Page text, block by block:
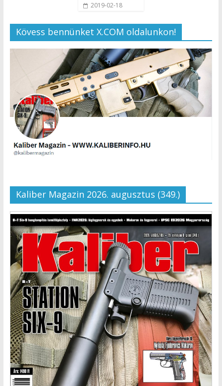
2019-02-18
Kövess bennünket X.COM oldalunkon!
Kaliber Magazin 2026. augusztus (349.)